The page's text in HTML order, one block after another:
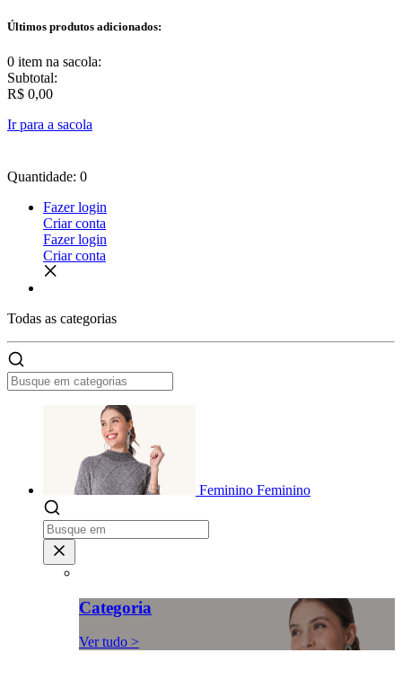
Últimos produtos adicionados:
0 item na sacola:
Subtotal:
R$ 0,00
Ir para a sacola
Quantidade: 0
Fazer login
Criar conta
Fazer login
Criar conta
Todas as categorias
Feminino Feminino
Categoria
Ver tudo >